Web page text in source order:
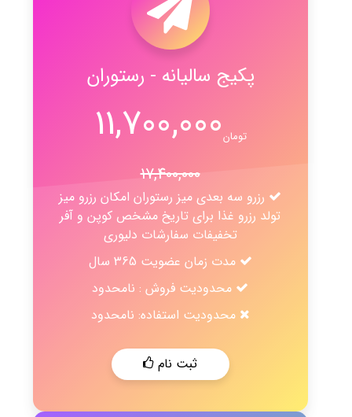
پکیج سالیانه - رستوران
11,700,000
17,400,000
رزرو سه بعدی میز رستوران امکان رزرو میز
تولد رزرو غذا برای تاریخ مشخص کوپن و آفر
تخفیفات سفارشات دلیوری
مدت زمان عضویت 365 سال
محدودیت فروش : نامحدود
محدودیت استفاده: نامحدود
ثبت نام